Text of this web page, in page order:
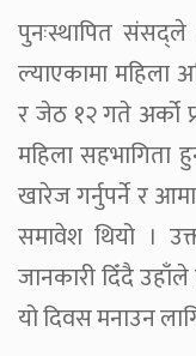
पुनःस्थापित संसद्ले
ल्याएकामा महिला
र जेठ १२ गते अर्को
महिला सहभागिता
खारेज गर्नुपर्ने र
समावेश थियो ।
जानकारी दिँदै
यो दिवस मनाउन